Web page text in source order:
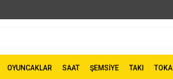
OYUNCAKLAR SAAT ŞEMSİYE TAKI TOKA